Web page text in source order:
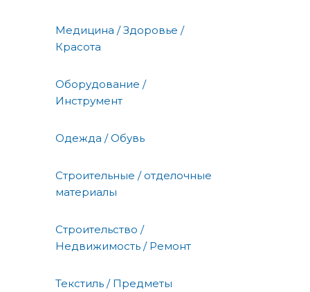
Медицина / Здоровье /
Красота
Оборудование /
Инструмент
Одежда / Обувь
Строительные / отделочные
материалы
Строительство /
Недвижимость / Ремонт
Текстиль / Предметы